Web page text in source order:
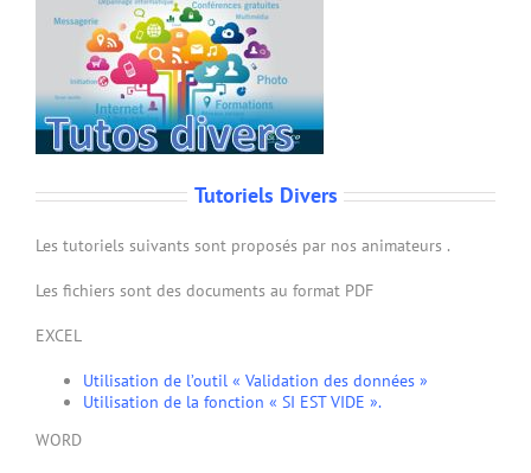
Tutoriels Divers
Les tutoriels suivants sont proposés par nos animateurs .
Les fichiers sont des documents au format PDF
EXCEL
Utilisation de l’outil « Validation des données »
Utilisation de la fonction « SI EST VIDE ».
WORD